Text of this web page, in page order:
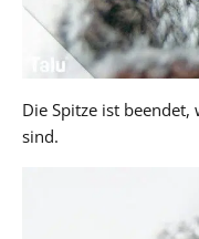
Die Spitze ist
sind.